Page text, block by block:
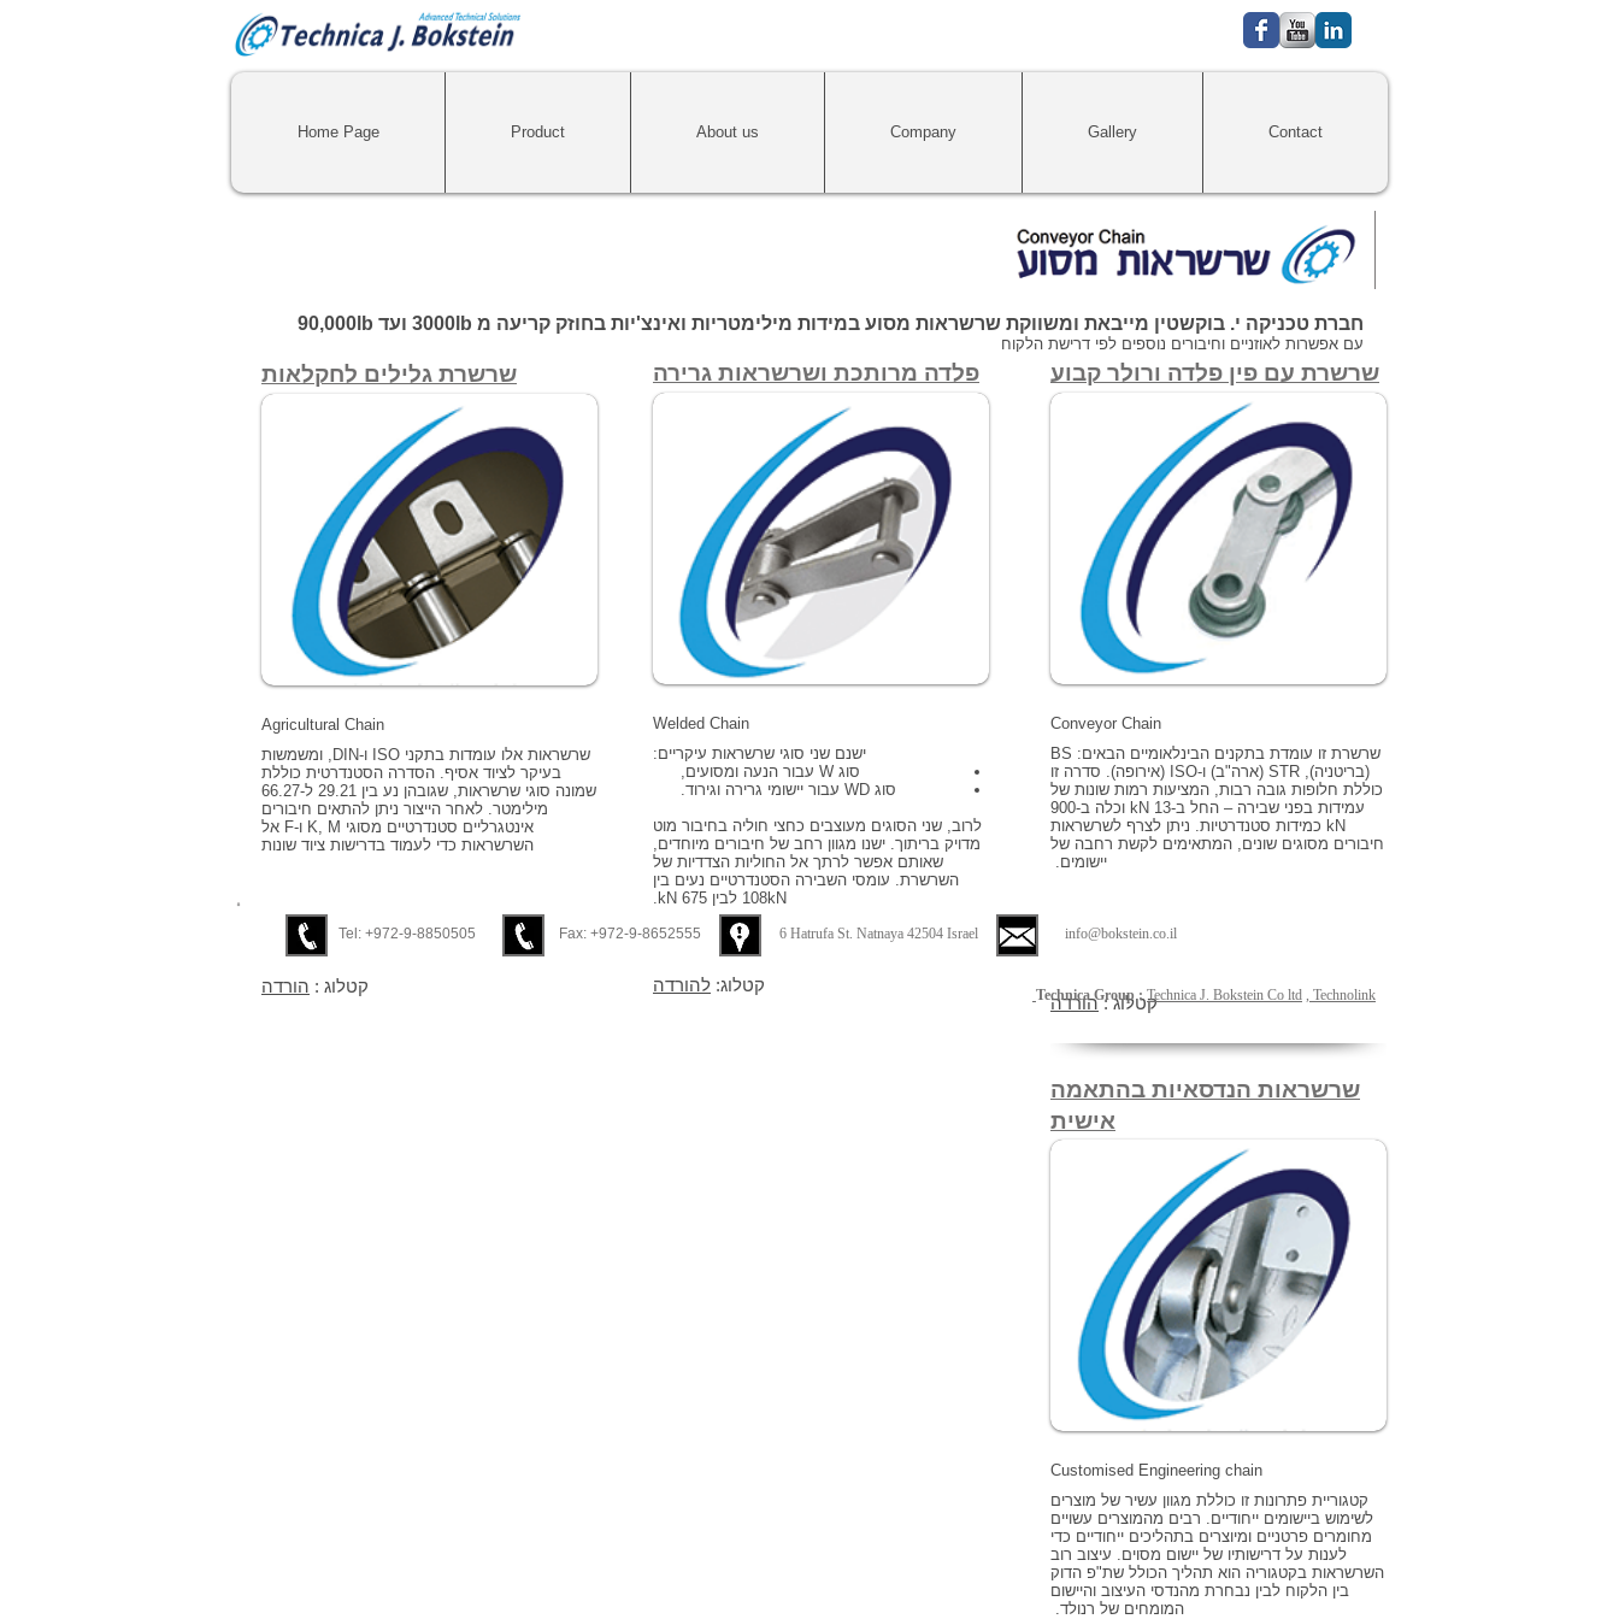
חברת טכניקה י. בוקשטין מייבאת ומשווקת שרשראות מסוע במידות מילימטריות ואינצ'יות בחוזק קריעה מ 3000lb ועד 90,000lb
עם אפשרות לאוזניים וחיבורים נוספים לפי דרישת הלקוח
שרשרת גלילים לחקלאות
Agricultural Chain
שרשראות אלו עומדות בתקני ISO ו-DIN, ומשמשות
בעיקר לציוד אסיף. הסדרה הסטנדרטית כוללת
שמונה סוגי שרשראות, שגובהן נע בין 29.21 ל-66.27
מילימטר. לאחר הייצור ניתן להתאים חיבורים
אינטגרליים סטנדרטיים מסוגי K, M ו-F אל
השרשראות כדי לעמוד בדרישות ציוד שונות
קטלוג : הורדה
פלדה מרותכת ושרשראות גרירה
Welded Chain
ישנם שני סוגי שרשראות עיקריים:
סוג W עבור הנעה ומסועים,
סוג WD עבור יישומי גרירה וגירוד.
לרוב, שני הסוגים מעוצבים כחצי חוליה בחיבור מוט
מדויק בריתוך. ישנו מגוון רחב של חיבורים מיוחדים,
שאותם אפשר לרתך אל החוליות הצדדיות של
השרשרת. עומסי השבירה הסטנדרטיים נעים בין
108kN לבין 675 kN.
קטלוג: להורדה
שרשרת עם פין פלדה ורולר קבוע
Conveyor Chain
שרשרת זו עומדת בתקנים הבינלאומיים הבאים: BS
(בריטניה), STR (ארה"ב) ו-ISO (אירופה). סדרה זו
כוללת חלופות גובה רבות, המציעות רמות שונות של
עמידות בפני שבירה – החל ב-13 kN וכלה ב-900
kN כמידות סטנדרטיות. ניתן לצרף לשרשראות
חיבורים מסוגים שונים, המתאימים לקשת רחבה של
יישומים.
קטלוג :הורדה
שרשראות הנדסאיות בהתאמה
אישית
Customised Engineering chain
קטגוריית פתרונות זו כוללת מגוון עשיר של מוצרים
לשימוש ביישומים ייחודיים. רבים מהמוצרים עשויים
מחומרים פרטניים ומיוצרים בתהליכים ייחודיים כדי
לענות על דרישותיו של יישום מסוים. עיצוב רוב
השרשראות בקטגוריה הוא תהליך הכולל שת"פ הדוק
בין הלקוח לבין נבחרת מהנדסי העיצוב והיישום
המומחים של רנולד.
Home Page Product About us Company Gallery Contact
Tel: +972-9-8850505 Fax: +972-9-8652555 6 Hatrufa St. Natnaya 42504 Israel info@bokstein.co.il
Technica Group :Technica J. Bokstein Co ltd , Technolink